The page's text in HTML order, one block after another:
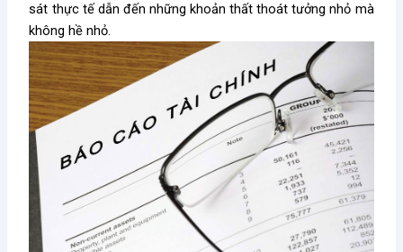
sát thực tế dẫn đến những khoản thất thoát tưởng nhỏ mà
không hề nhỏ.